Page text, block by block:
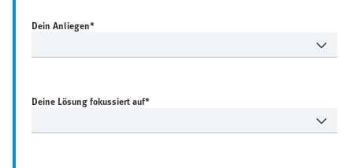
Dein Anliegen*
Deine Lösung fokussiert auf*